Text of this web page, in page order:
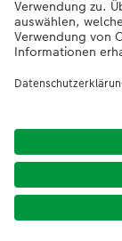
Sortiment
Mo.
*Die Preise gelten